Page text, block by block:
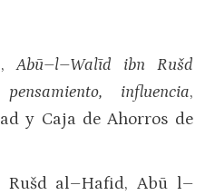
,Abū–l–Walīd ibn Rušd
influencia,
y Caja de Ahorros de
al–Hafid, Abū l–